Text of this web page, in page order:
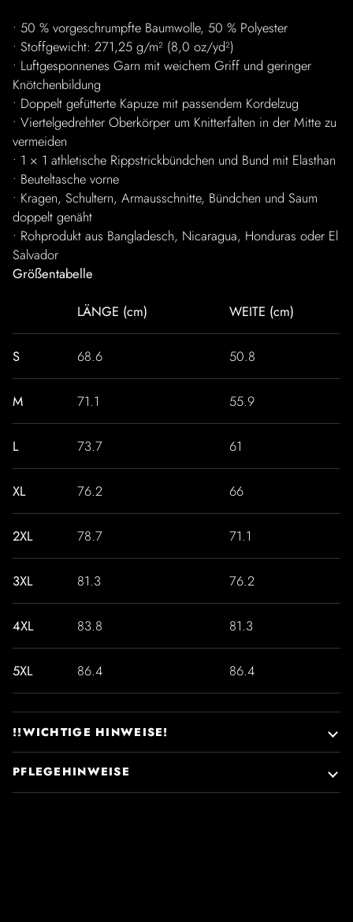
• 50 % vorgeschrumpfte Baumwolle, 50 % Polyester
• Stoffgewicht: 271,25 g/m² (8,0 oz/yd²)
• Luftgesponnenes Garn mit weichem Griff und geringer
Knötchenbildung
• Doppelt gefütterte Kapuze mit passendem Kordelzug
• Viertelgedrehter Oberkörper um Knitterfalten in der Mitte zu
vermeiden
• 1 × 1 athletische Rippstrickbündchen und Bund mit Elasthan
• Beuteltasche vorne
• Kragen, Schultern, Armausschnitte, Bündchen und Saum
doppelt genäht
• Rohprodukt aus Bangladesch, Nicaragua, Honduras oder El
Salvador
Größentabelle
LÄNGE (cm)
WEITE (cm)
S 68.6 50.8
M 71.1 55.9
L 73.7 61
XL 76.2 66
2XL 78.7 71.1
3XL 81.3 76.2
4XL 83.8 81.3
5XL 86.4 86.4
!!WICHTIGE HINWEISE!
PFLEGEHINWEISE